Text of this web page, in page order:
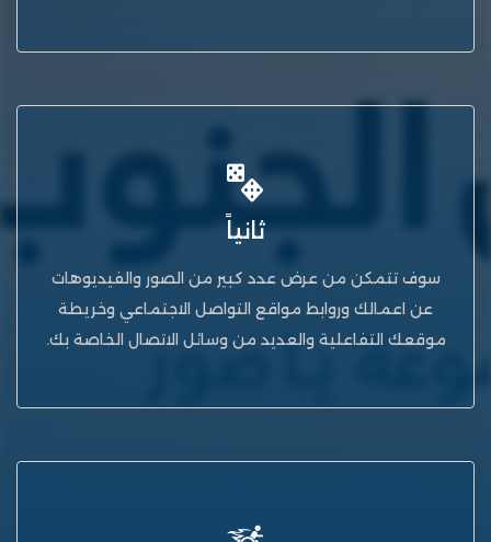
ثانياً
سوف تتمكن من عرض عدد كبير من الصور والفيديوهات
عن اعمالك وروابط مواقع التواصل الاجتماعي وخريطة
موقعك التفاعلية والعديد من وسائل الاتصال الخاصة بك.